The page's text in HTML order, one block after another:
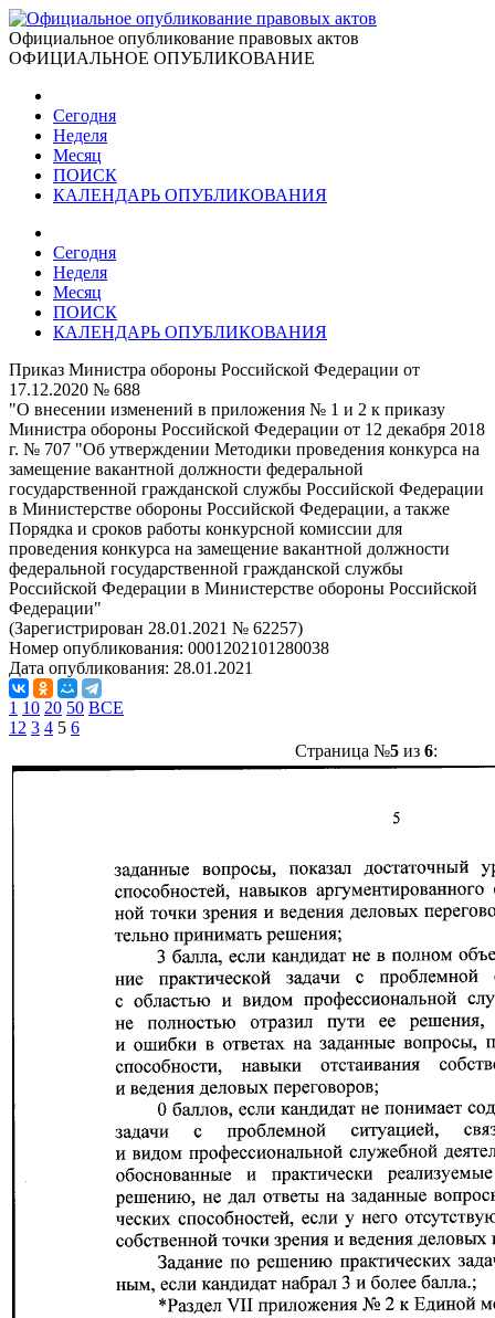
Официальное опубликование правовых актов
ОФИЦИАЛЬНОЕ ОПУБЛИКОВАНИЕ
Сегодня
Неделя
Месяц
ПОИСК
КАЛЕНДАРЬ ОПУБЛИКОВАНИЯ
Сегодня
Неделя
Месяц
ПОИСК
КАЛЕНДАРЬ ОПУБЛИКОВАНИЯ
Приказ Министра обороны Российской Федерации от
17.12.2020 № 688
"О внесении изменений в приложения № 1 и 2 к приказу
Министра обороны Российской Федерации от 12 декабря 2018
г. № 707 "Об утверждении Методики проведения конкурса на
замещение вакантной должности федеральной
государственной гражданской службы Российской Федерации
в Министерстве обороны Российской Федерации, а также
Порядка и сроков работы конкурсной комиссии для
проведения конкурса на замещение вакантной должности
федеральной государственной гражданской службы
Российской Федерации в Министерстве обороны Российской
Федерации"
(Зарегистрирован 28.01.2021 № 62257)
Номер опубликования: 0001202101280038
Дата опубликования: 28.01.2021
1 10 20 50 ВСЕ
1 2 3 4 5 6
Страница №5из 6: